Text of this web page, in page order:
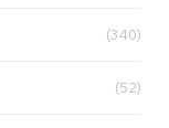
(340)
(52)